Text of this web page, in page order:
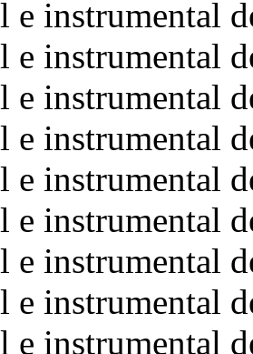
e instrumental
e instrumental
e instrumental
e instrumental
e instrumental
e instrumental
e instrumental
e instrumental
e instrumental